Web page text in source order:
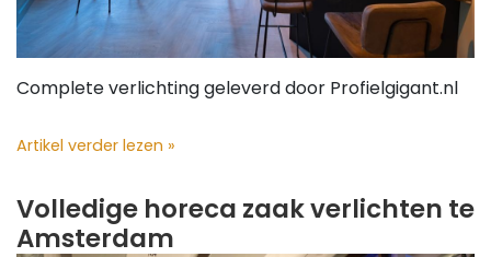
Complete verlichting geleverd door Profielgigant.nl
Artikel verder lezen »
Volledige horeca zaak verlichten te
Amsterdam